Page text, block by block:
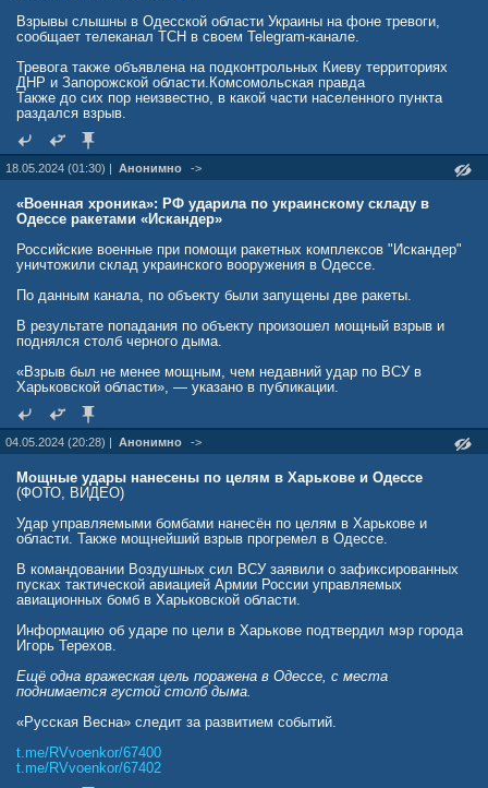
Взрывы слышны в Одесской области Украины на фоне тревоги,
сообщает телеканал ТСН в своем Telegram-канале.
Тревога также объявлена на подконтрольных Киеву территориях
ДНР и Запорожской области.Комсомольская правда
Также до сих пор неизвестно, в какой части населенного пункта
раздался взрыв.
18.05.2024 (01:30) | Анонимно ->
«Военная хроника»: РФ ударила по украинскому складу в
Одессе ракетами «Искандер»
Российские военные при помощи ракетных комплексов "Искандер"
уничтожили склад украинского вооружения в Одессе.
По данным канала, по объекту были запущены две ракеты.
В результате попадания по объекту произошел мощный взрыв и
поднялся столб черного дыма.
«Взрыв был не менее мощным, чем недавний удар по ВСУ в
Харьковской области», — указано в публикации.
04.05.2024 (20:28) | Анонимно ->
Мощные удары нанесены по целям в Харькове и Одессе
(ФОТО, ВИДЕО)
Удар управляемыми бомбами нанесён по целям в Харькове и
области. Также мощнейший взрыв прогремел в Одессе.
В командовании Воздушных сил ВСУ заявили о зафиксированных
пусках тактической авиацией Армии России управляемых
авиационных бомб в Харьковской области.
Информацию об ударе по цели в Харькове подтвердил мэр города
Игорь Терехов.
Ещё одна вражеская цель поражена в Одессе, с места
поднимается густой столб дыма.
«Русская Весна» следит за развитием событий.
t.me/RVvoenkor/67400
t.me/RVvoenkor/67402